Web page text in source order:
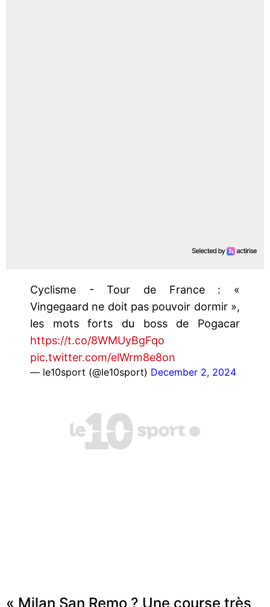
Cyclisme - Tour de France : «
Vingegaard ne doit pas pouvoir dormir »,
les mots forts du boss de Pogacar
https://t.co/8WMUyBgFqo
pic.twitter.com/elWrm8e8on
— le10sport (@le10sport) December 2, 2024
« Milan San Remo ? Une course très